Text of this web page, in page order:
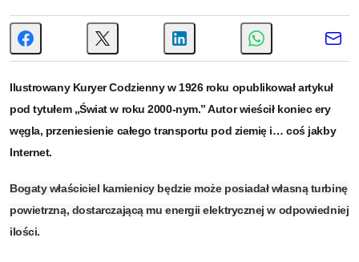
Ilustrowany Kuryer Codzienny w 1926 roku opublikował artykuł
pod tytułem „Świat w roku 2000-nym.” Autor wieścił koniec ery
węgla, przeniesienie całego transportu pod ziemię i… coś jakby
Internet.
Bogaty właściciel kamienicy będzie może posiadał własną turbinę
powietrzną, dostarczającą mu energii elektrycznej w odpowiedniej
ilości.